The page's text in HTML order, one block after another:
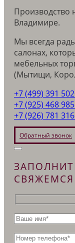
Производство
Владимире.
Мы всегда
салонах,
мебельных
(Мытищи,
+7 (499) 391
+7 (925) 468
+7 (926) 781
Обратный звонок